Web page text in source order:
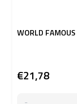
WORLD
€21,78